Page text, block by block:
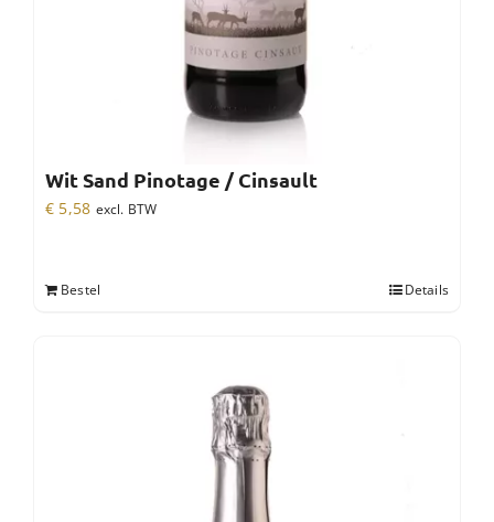
Wit Sand Pinotage / Cinsault
€ 5,58 excl. BTW
Bestel Details